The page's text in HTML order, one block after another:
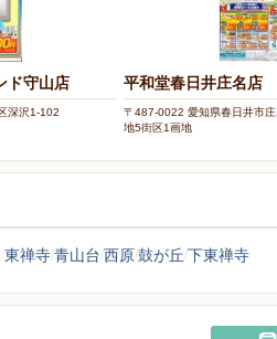
ド守山店
深沢1-102
平和堂春日井庄名店
〒487-0022 愛知県春日井市
地5街区1画地
東禅寺青山台 西原鼓が丘 下東禅寺